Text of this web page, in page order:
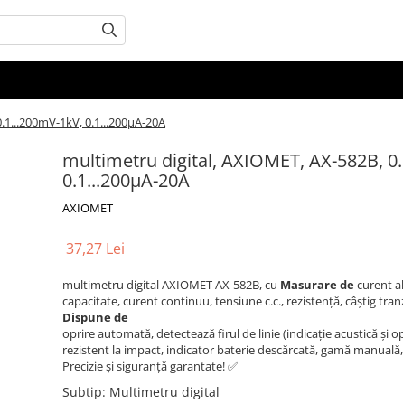
1kV, 0.1...200µA-20A
multimetru digital, AXIOMET, AX-582B,
0.1...200µA-20A
AXIOMET
37,27 Lei
multimetru digital AXIOMET AX-582B, cu Masurare decurent
capacitate, curent continuu, tensiune c.c., rezistență, câștig
Dispune de
oprire automată, detectează firul de linie (indicație acustică și
rezistent la impact, indicator baterie descărcată, gamă
Precizie și siguranță garantate! ✅
Subtip: Multimetru digital